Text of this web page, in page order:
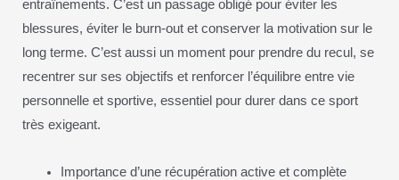
entraînements. C’est un passage obligé pour éviter les
blessures, éviter le burn-out et conserver la motivation sur le
long terme. C’est aussi un moment pour prendre du recul, se
recentrer sur ses objectifs et renforcer l’équilibre entre vie
personnelle et sportive, essentiel pour durer dans ce sport
très exigeant.
Importance d’une récupération active et complète